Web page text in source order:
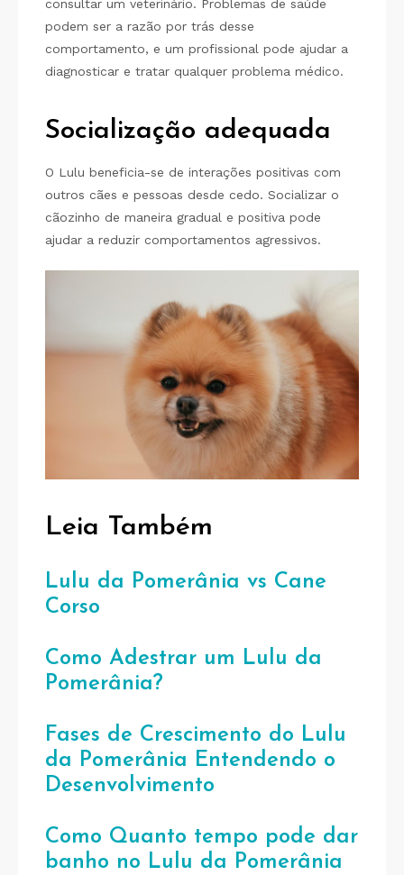
consultar um veterinário. Problemas de saúde
podem ser a razão por trás desse
comportamento, e um profissional pode ajudar a
diagnosticar e tratar qualquer problema médico.
Socialização adequada
O Lulu beneficia-se de interações positivas com
outros cães e pessoas desde cedo. Socializar o
cãozinho de maneira gradual e positiva pode
ajudar a reduzir comportamentos agressivos.
Leia Também
Lulu da Pomerânia vs Cane
Corso
Como Adestrar um Lulu da
Pomerânia?
Fases de Crescimento do Lulu
da Pomerânia Entendendo o
Desenvolvimento
Como Quanto tempo pode dar
banho no Lulu da Pomerânia